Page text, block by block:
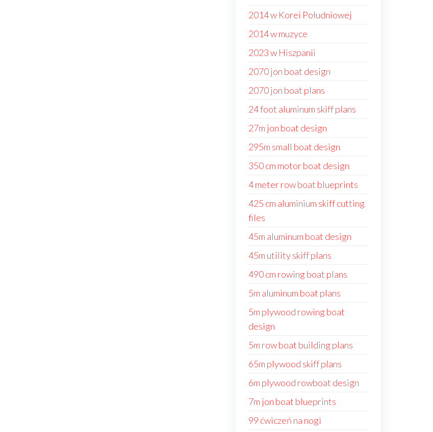
2014 w Korei Południowej
2014 w muzyce
2023 w Hiszpanii
2070 jon boat design
2070 jon boat plans
24 foot aluminum skiff plans
27m jon boat design
295m small boat design
350 cm motor boat design
4 meter row boat blueprints
425 cm aluminium skiff cutting
files
45m aluminum boat design
45m utility skiff plans
490 cm rowing boat plans
5m aluminum boat plans
5m plywood rowing boat
design
5m row boat building plans
65m plywood skiff plans
6m plywood rowboat design
7m jon boat blueprints
99 ćwiczeń na nogi